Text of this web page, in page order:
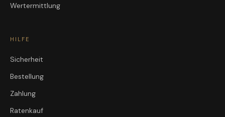
Wertermittlung
HILFE
Sicherheit
Bestellung
Zahlung
Ratenkauf